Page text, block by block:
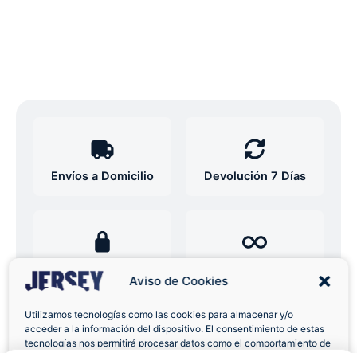
Aviso de Cookies
Utilizamos tecnologías como las cookies para almacenar y/o
acceder a la información del dispositivo. El consentimiento de estas
tecnologías nos permitirá procesar datos como el comportamiento de
Envíos a Domicilio Devolución 7 Días
Pagos 100% Seguros
★★★★★4,8 basado en 12+ reseñas
verificadas